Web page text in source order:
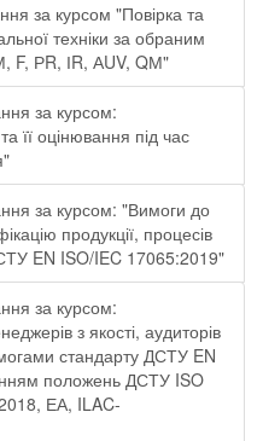
за курсом "Повірка та
техніки за обраним
F, РR, ІR, АUV, QМ"
за курсом:
її оцінювання під час
за курсом: "Вимоги до
продукції, процесів
EN ISO/IEC 17065:2019"
за курсом:
з якості, аудиторів
стандарту ДСТУ EN
положень ДСТУ ISO
ЕА, ILAC-